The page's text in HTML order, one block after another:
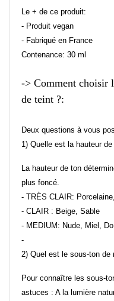
Le + de ce produit:
- Produit vegan
- Fabriqué en France
Contenance: 30 ml
-> Comment choisir
de teint ?:
Deux questions à vous
1) Quelle est la hauteur
La hauteur de ton
plus foncé.
- TRÈS CLAIR:
- CLAIR : Beige, Sable
- MEDIUM: Nude, Miel,
-
2) Quel est le sous-ton de
Pour connaître les sous-
astuces : A la lumière